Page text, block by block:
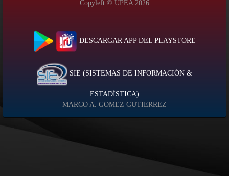
Copyleft © UPEA 2026
DESCARGAR APP DEL PLAYSTORE
SIE (SISTEMAS DE INFORMACIÓN &
ESTADÍSTICA)
MARCO A. GOMEZ GUTIERREZ